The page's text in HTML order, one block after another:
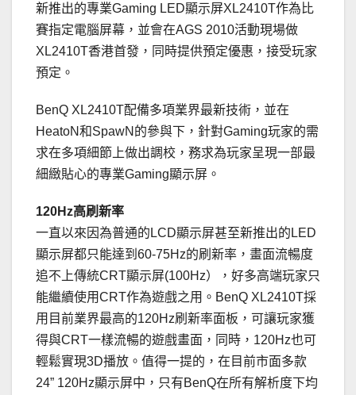
新推出的專業Gaming LED顯示屏XL2410T作為比
賽指定電腦屏幕，並會在AGS 2010活動現場做
XL2410T香港首發，同時提供預定優惠，接受玩家
預定。
BenQ XL2410T配備多項業界最新技術，並在
HeatoN和SpawN的參與下，針對Gaming玩家的需
求在多項細節上做出調校，務求為玩家呈現一部最
細緻貼心的專業Gaming顯示屏。
120Hz高刷新率
一直以來因為普通的LCD顯示屏甚至新推出的LED
顯示屏都只能達到60-75Hz的刷新率，畫面流暢度
追不上傳統CRT顯示屏(100Hz），好多高端玩家只
能繼續使用CRT作為遊戲之用。BenQ XL2410T採
用目前業界最高的120Hz刷新率面板，可讓玩家獲
得與CRT一樣流暢的遊戲畫面，同時，120Hz也可
輕鬆實現3D播放。值得一提的，在目前市面多款
24” 120Hz顯示屏中，只有BenQ在所有解析度下均